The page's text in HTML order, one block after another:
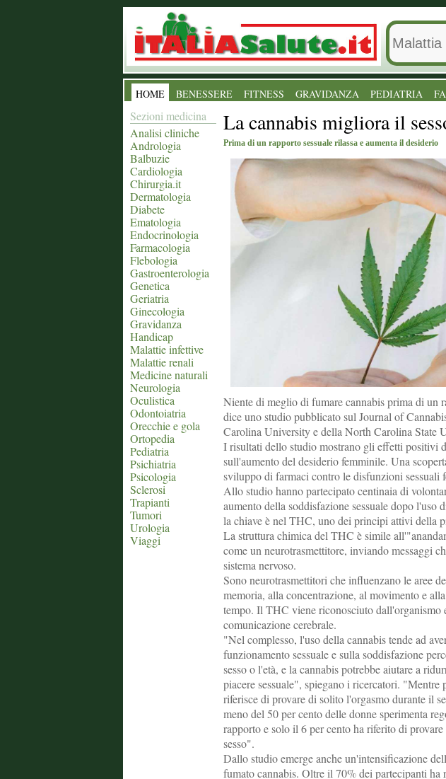
HOME BENESSERE FITNESS GRAVIDANZA PEDIATRIA
Sezioni medicina
Analisi cliniche
Andrologia
Balbuzie
Cardiologia
Chirurgia.it
Dermatologia
Diabete
Ematologia
Endocrinologia
Farmacologia
Flebologia
Gastroenterologia
Genetica
Geriatria
Ginecologia
Gravidanza
Handicap
Malattie infettive
Malattie renali
Medicine naturali
Neurologia
Oculistica
Odontoiatria
Orecchie e gola
Ortopedia
Pediatria
Psichiatria
Psicologia
Sclerosi
Trapianti
Tumori
Urologia
Viaggi
La cannabis migliora il
Prima di un rapporto sessuale rilassa e aumenta il desiderio
Niente di meglio di fumare cannabis prima di un
dice uno studio pubblicato sul Journal of
Carolina University e della North Carolina State
I risultati dello studio mostrano gli effetti positivi
sull'aumento del desiderio femminile. Una
sviluppo di farmaci contro le disfunzioni sessuali
Allo studio hanno partecipato centinaia di
aumento della soddisfazione sessuale dopo l'uso
la chiave è nel THC, uno dei principi attivi della
La struttura chimica del THC è simile
come un neurotrasmettitore, inviando messaggi
sistema nervoso.
Sono neurotrasmettitori che influenzano le aree
memoria, alla concentrazione, al movimento e
tempo. Il THC viene riconosciuto dall'organismo
comunicazione cerebrale.
"Nel complesso, l'uso della cannabis tende ad
funzionamento sessuale e sulla soddisfazione
sesso o l'età, e la cannabis potrebbe aiutare a
piacere sessuale", spiegano i ricercatori.
riferisce di provare di solito l'orgasmo durante il
meno del 50 per cento delle donne sperimenta
rapporto e solo il 6 per cento ha riferito di
sesso".
Dallo studio emerge anche un'intensificazione
fumato cannabis. Oltre il 70% dei partecipanti